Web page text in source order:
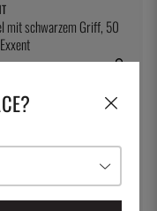
mit schwarzem Griff, 50